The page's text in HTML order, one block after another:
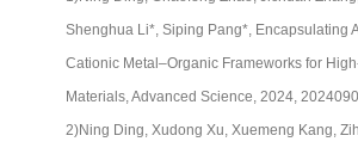
Shenghua Li*, Siping Pang*, Encapsulating
Cationic Metal–Organic Frameworks for
Materials, Advanced Science, 2024,
2)Ning Ding, Xudong Xu, Xuemeng Kang,